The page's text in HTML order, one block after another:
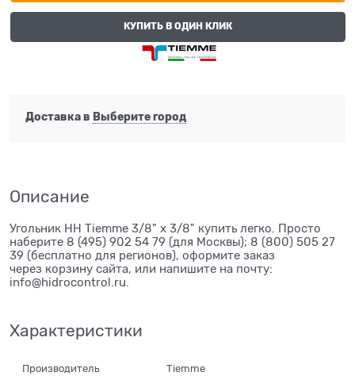
КУПИТЬ В ОДИН КЛИК
Доставка в Выберите город
Описание
Угольник НН Tiemme 3/8" х 3/8" купить легко. Просто
наберите 8 (495) 902 54 79 (для Москвы); 8 (800) 505 27
39 (бесплатно для регионов), оформите заказ
через корзину сайта, или напишите на почту:
info@hidrocontrol.ru.
Характеристики
Производитель Tiemme